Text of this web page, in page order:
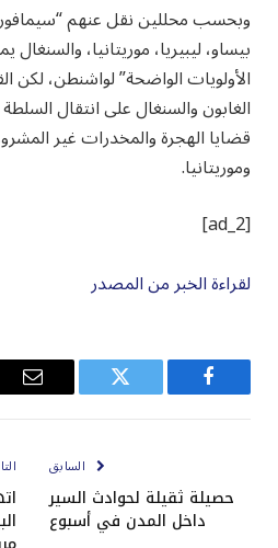
وبحسب محللين نقل عنهم
بيساو، ليبيريا، موريتانيا،
الأولويات الواضحة” لواشنطن، لكن
الغابون والسنغال على انتقال
قضايا الهجرة والمخدرات غير
وموريتانيا.
[ad_2]
لقراءة الخبر من المصدر
فيسبوك تويتر
السابق
حصيلة ثقيلة لحوادث السير
داخل المدن في أسبوع